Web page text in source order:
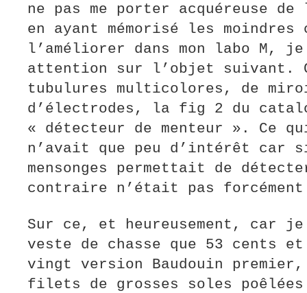
ne pas me porter acquéreuse
en ayant mémorisé les
l’améliorer dans mon labo M,
attention sur l’objet suivant.
tubulures multicolores, de
d’électrodes, la fig 2 du
« détecteur de menteur ». Ce
n’avait que peu d’intérêt car
mensonges permettait de
contraire n’était pas
Sur ce, et heureusement, car je
veste de chasse que 53 cents
vingt version Baudouin
filets de grosses soles